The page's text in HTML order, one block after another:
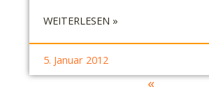
N
T
I
WEITERLESEN »:
5. Januar 2012
«